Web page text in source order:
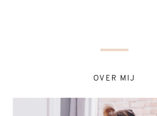
OVER MIJ